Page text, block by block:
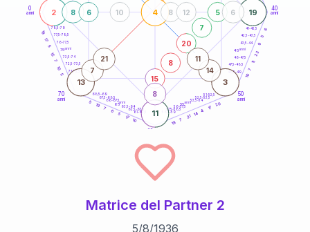
0
anni
40
anni
50
anni
60
70
anni
41-42,5
42,5-43,5
43,5-44
46-47,5
47,5-48,5
48,5-49
51-52,5
52,5-53,5
53,5-54
56-57,5
57,5-58,5
58,5-59
61-62,5
62,5-63,5
63,5-64
66-67,5
67,5-68,5
68,5-69
71-72,5
72,5-73,5
73,5-74
76-77,5
77,5-78,5
78,5-79 6
5
9
22
11
7
10
20
17
4
14
21
7
18
10
17
5
6
7
19
5
5
10
7
15
5
17
19
2 19
11
4
13 3
15
8
20
7
5
8 6
8
6 8 12
10
7
21
14
11
45anni
55anni
65anni
75anni
Matrice del Partner 2
5/8/1936